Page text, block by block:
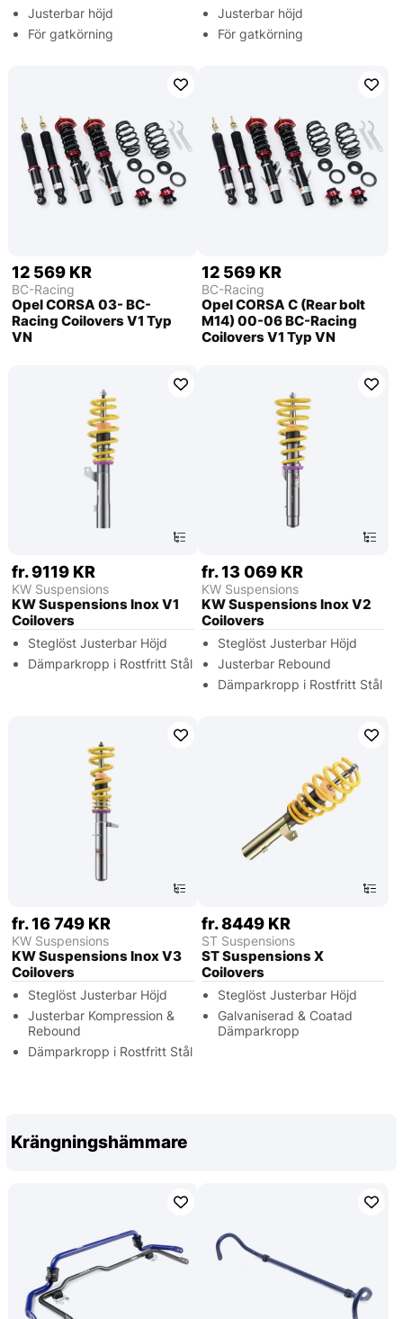
Justerbar höjd
För gatkörning
Justerbar höjd
För gatkörning
12 569 KR
BC-Racing
Opel CORSA 03- BC-
Racing Coilovers V1 Typ
VN
12 569 KR
BC-Racing
Opel CORSA C (Rear bolt
M14) 00-06 BC-Racing
Coilovers V1 Typ VN
fr. 9119 KR
KW Suspensions
KW Suspensions Inox V1
Coilovers
Steglöst Justerbar Höjd
Dämparkropp i Rostfritt Stål
fr. 13 069 KR
KW Suspensions
KW Suspensions Inox V2
Coilovers
Steglöst Justerbar Höjd
Justerbar Rebound
Dämparkropp i Rostfritt Stål
fr. 16 749 KR
KW Suspensions
KW Suspensions Inox V3
Coilovers
Steglöst Justerbar Höjd
Justerbar Kompression &
Rebound
Dämparkropp i Rostfritt Stål
fr. 8449 KR
ST Suspensions
ST Suspensions X
Coilovers
Steglöst Justerbar Höjd
Galvaniserad & Coatad
Dämparkropp
Krängningshämmare